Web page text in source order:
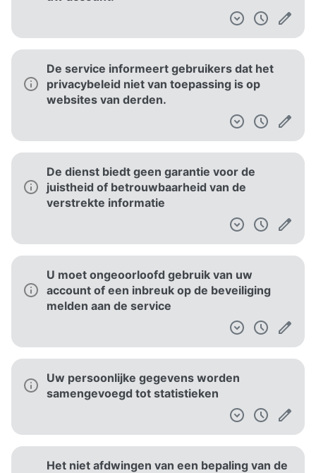
De service informeert gebruikers dat het
privacybeleid niet van toepassing is op
websites van derden.
De dienst biedt geen garantie voor de
juistheid of betrouwbaarheid van de
verstrekte informatie
U moet ongeoorloofd gebruik van uw
account of een inbreuk op de beveiliging
melden aan de service
Uw persoonlijke gegevens worden
samengevoegd tot statistieken
Het niet afdwingen van een bepaling van de